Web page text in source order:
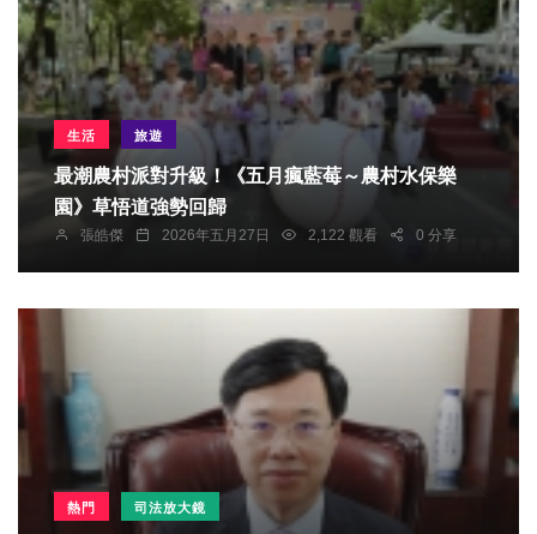
生活 旅遊
最潮農村派對升級！《五月瘋藍莓～農村水保樂
園》草悟道強勢回歸
張皓傑 2026年五月27日 2,122 觀看 0 分享
熱門 司法放大鏡